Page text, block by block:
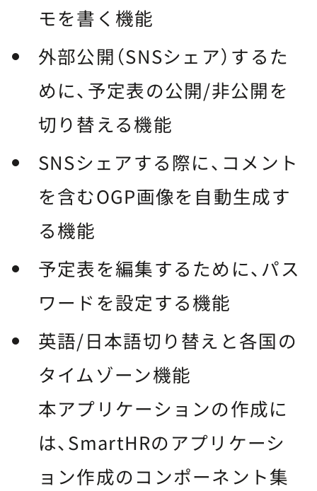
モを書く機能
外部公開（SNSシェア）するた
めに、予定表の公開/非公開を
切り替える機能
SNSシェアする際に、コメント
を含むOGP画像を自動生成す
る機能
予定表を編集するために、パス
ワードを設定する機能
英語/日本語切り替えと各国の
タイムゾーン機能
本アプリケーションの作成に
は、SmartHRのアプリケーシ
ョン作成のコンポーネント集